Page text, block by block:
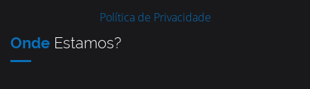
Política de Privacidade
Onde Estamos?